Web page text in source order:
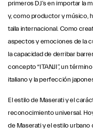
primeros DJ’s en importar la
y, como productor y músico,
talla internacional. Como
aspectos y emociones de la
la capacidad de derribar
concepto “ITANJI”, un
italiano y la perfección
El estilo de Maserati y el
reconocimiento universal.
de Maserati y el estilo urbano